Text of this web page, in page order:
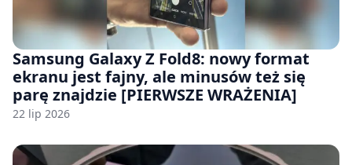
Samsung Galaxy Z Fold8: nowy format
ekranu jest fajny, ale minusów też się
parę znajdzie [PIERWSZE WRAŻENIA]
22 lip 2026